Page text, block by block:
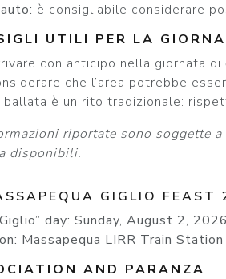
è consigliabile considerare
UTILI PER LA
con anticipo nella giornata di
che l’area potrebbe
ballata è un rito tradizionale:
riportate sono soggette
disponibili.
GIGLIO
day: Sunday, August 2, 2026
Massapequa LIRR Train Station
AND PARANZA